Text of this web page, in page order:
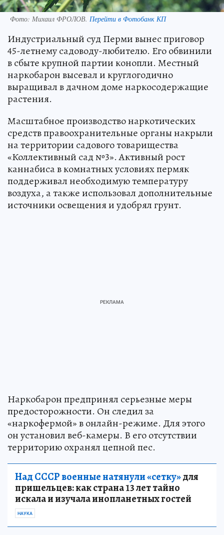
Фото: Михаил ФРОЛОВ. Перейти в Фотобанк КП
Индустриальный суд Перми вынес приговор
45-летнему садоводу-любителю. Его обвинили
в сбыте крупной партии конопли. Местный
наркобарон высевал и круглогодично
выращивал в дачном доме наркосодержащие
растения.
Масштабное производство наркотических
средств правоохранительные органы накрыли
на территории садового товарищества
«Коллективный сад №3». Активный рост
каннабиса в комнатных условиях пермяк
поддерживал необходимую температуру
воздуха, а также использовал дополнительные
источники освещения и удобрял грунт.
Наркобарон предпринял серьезные меры
предосторожности. Он следил за
«наркофермой» в онлайн-режиме. Для этого
он установил веб-камеры. В его отсутствии
территорию охранял цепной пес.
Над СССР военные натянули «сетку»для
пришельцев: как страна 13 лет тайно
искала и изучала инопланетных гостей
НАУКА